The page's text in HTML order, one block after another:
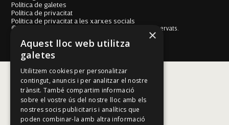
Política de galetes
Política de privacitat
Política de privacitat a les xarxes socials
© Fundació Mallorca Literària 2026. Tots els drets reservats.
Disseny i desenvolupament web BESTALDE STUDIO
×
Aquest lloc web utilitza
galetes
Utilitzem cookies per personalitzar
contingut, anuncis i per analitzar el nostre
trànsit. També compartim informació
sobre el vostre ús del nostre lloc amb els
nostres socis publicitaris i analítics que
poden combinar-la amb altra informació